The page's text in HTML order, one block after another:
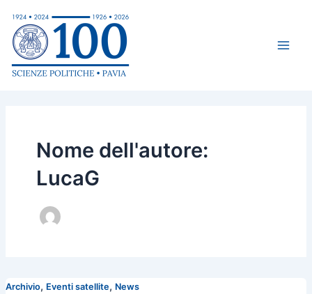
contenuto
Nome dell'autore:
LucaG
Archivio, Eventi satellite, News
articoli